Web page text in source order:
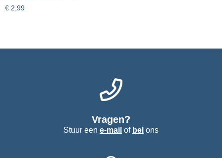
€ 2,99
Vragen?
Stuur een e-mail of bel ons